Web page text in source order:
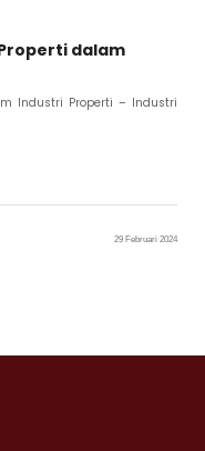
dalam
Industri Properti – Industri
29 Februari 2024